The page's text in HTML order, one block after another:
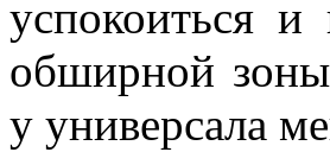
успокоиться и
обширной
у универсала